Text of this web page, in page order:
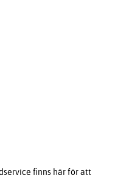
finns här för att